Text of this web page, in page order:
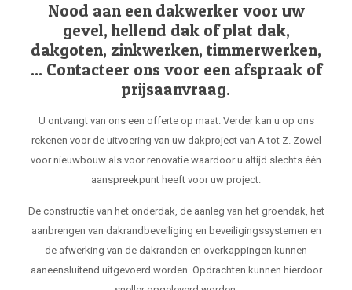
Nood aan een dakwerker voor uw
gevel, hellend dak of plat dak,
dakgoten, zinkwerken, timmerwerken,
... Contacteer ons voor een afspraak of
prijsaanvraag.
U ontvangt van ons een offerte op maat. Verder kan u op ons
rekenen voor de uitvoering van uw dakproject van A tot Z. Zowel
voor nieuwbouw als voor renovatie waardoor u altijd slechts één
aanspreekpunt heeft voor uw project.
De constructie van het onderdak, de aanleg van het groendak, het
aanbrengen van dakrandbeveiliging en beveiligingssystemen en
de afwerking van de dakranden en overkappingen kunnen
aaneensluitend uitgevoerd worden. Opdrachten kunnen hierdoor